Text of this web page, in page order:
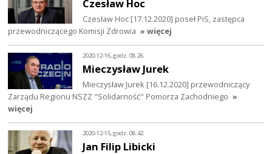
Czesław Hoc
Czesław Hoc [17.12.2020] poseł PiS, zastępca
przewodniczącego Komisji Zdrowia » więcej
2020-12-16, godz. 08:26
Mieczysław Jurek
Mieczysław Jurek [16.12.2020] przewodniczący
Zarządu Regionu NSZZ "Solidarność" Pomorza Zachodniego »
więcej
2020-12-15, godz. 08:42
Jan Filip Libicki